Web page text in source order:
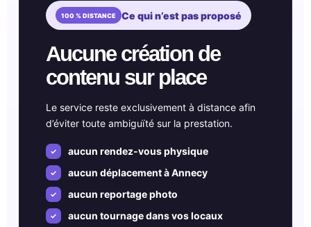
Ce qui n’est pas proposé
Aucune création de
contenu sur place
Le service reste exclusivement à distance afin
d’éviter toute ambiguïté sur la prestation.
aucun rendez-vous physique
aucun déplacement à Annecy
aucun reportage photo
aucun tournage dans vos locaux